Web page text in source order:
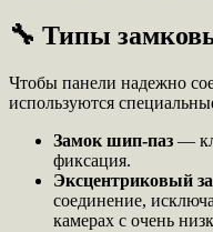
🔧 Типы
Чтобы панели надежно
используются
Замок шип-паз —
фиксация.
Эксцентриковый
соединение,
камерах с очень